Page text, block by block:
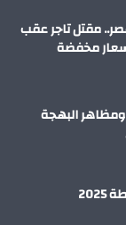
مقتل تاجر عقب
مخفضة
ومظاهر البهجة